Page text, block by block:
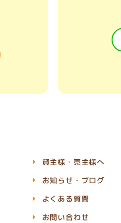
貸主様・売主様へ
お知らせ・ブログ
よくある質問
お問い合わせ